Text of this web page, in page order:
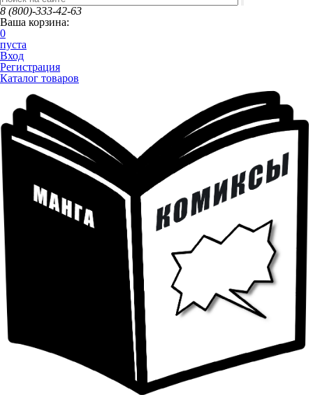
8 (800)-333-42-63
Ваша корзина:
0
пуста
Вход
Регистрация
Каталог товаров